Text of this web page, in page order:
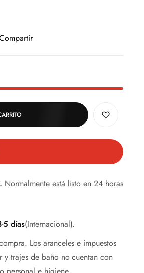
Compartir
Normalmente está listo en 24 horas
5 días(Internacional).
Los aranceles e impuestos
y trajes de baño no cuentan con